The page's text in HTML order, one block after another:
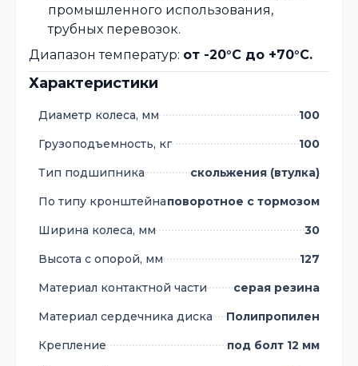
промышленного использования,
трубных перевозок.
Диапазон температур: от -20°C до +70°C.
Характеристики
Диаметр колеса, мм
100
Грузоподъемность, кг
100
Тип подшипника
скольжения (втулка)
По типу кронштейнаповоротное с тормозом
Ширина колеса, мм
30
Высота с опорой, мм
127
Материал контактной части
серая резина
Материал сердечника диска
Полипропилен
Крепление
под болт 12 мм